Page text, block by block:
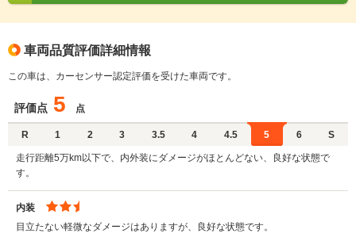
車両品質評価詳細情報
この車は、カーセンサー認定評価を受けた車両です。
評価点 5 点
R 1 2 3 3.5 4 4.5 5 6 S
走行距離5万km以下で、内外装にダメージがほとんどない、良好な状態で
す。
内装
目立たない軽微なダメージはありますが、良好な状態です。